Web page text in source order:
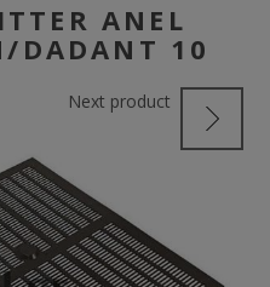
ANEL
DADANT 10
Next product